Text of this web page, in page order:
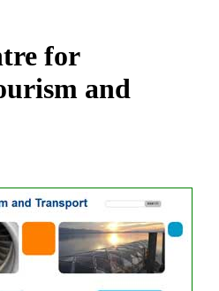
for
and